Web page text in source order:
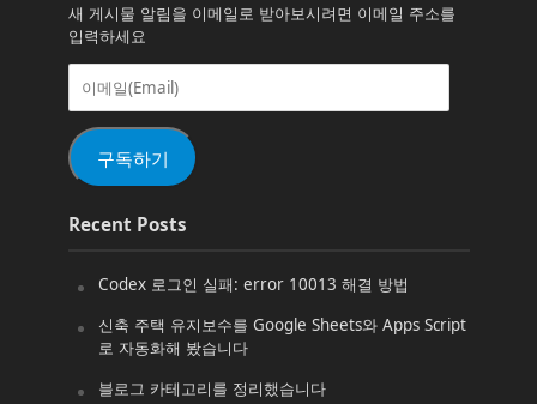
새 게시물 알림을 이메일로 받아보시려면 이메일 주소를
입력하세요
이
일
(Email)
구독하기
Recent Posts
Codex 로그인 실패: error 10013 해결 방법
신축 주택 유지보수를 Google Sheets와 Apps Script
로 자동화해 봤습니다
블로그 카테고리를 정리했습니다